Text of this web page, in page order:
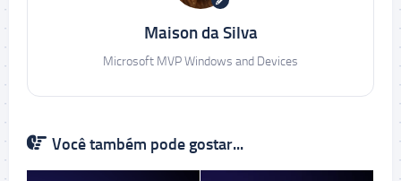
Maison da Silva
Microsoft MVP Windows and Devices
Você também pode gostar...